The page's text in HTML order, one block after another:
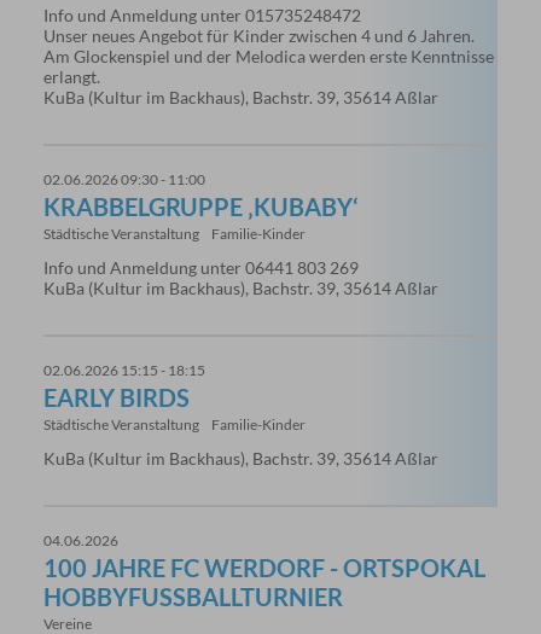
Info und Anmeldung unter 015735248472
Unser neues Angebot für Kinder zwischen 4 und 6 Jahren.
Am Glockenspiel und der Melodica werden erste Kenntnisse
erlangt.
KuBa (Kultur im Backhaus), Bachstr. 39, 35614 Aßlar
02.06.2026 09:30 - 11:00
KRABBELGRUPPE ‚KUBABY‘
Städtische Veranstaltung Familie-Kinder
Info und Anmeldung unter 06441 803 269
KuBa (Kultur im Backhaus), Bachstr. 39, 35614 Aßlar
02.06.2026 15:15 - 18:15
EARLY BIRDS
Städtische Veranstaltung Familie-Kinder
KuBa (Kultur im Backhaus), Bachstr. 39, 35614 Aßlar
04.06.2026
100 JAHRE FC WERDORF - ORTSPOKAL
HOBBYFUSSBALLTURNIER
Vereine